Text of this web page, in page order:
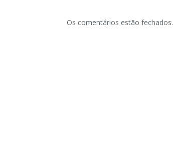
Os comentários estão fechados.